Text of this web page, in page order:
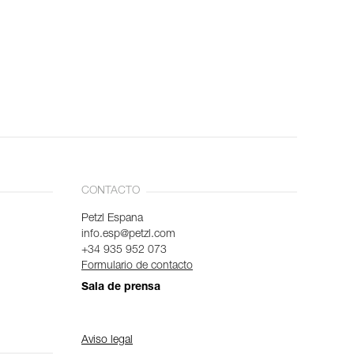
CONTACTO
Petzl Espana
info.esp@petzl.com
+34 935 952 073
Formulario de contacto
Sala de prensa
Aviso legal